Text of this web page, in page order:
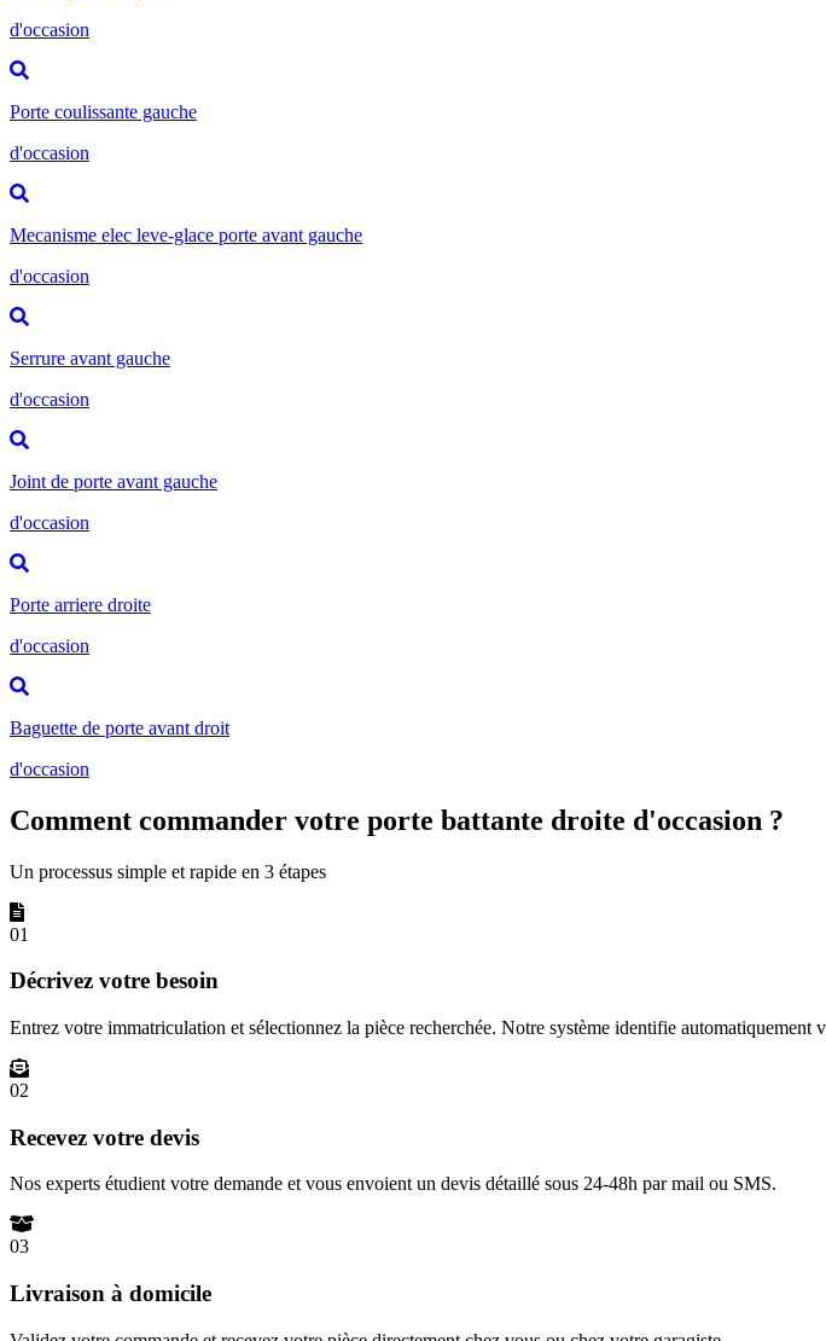
d'occasion
Porte coulissante gauche
d'occasion
Mecanisme elec leve-glace porte avant gauche
d'occasion
Serrure avant gauche
d'occasion
Joint de porte avant gauche
d'occasion
Porte arriere droite
d'occasion
Baguette de porte avant droit
d'occasion
Comment commander votre porte battante droite d'occasion ?
Un processus simple et rapide en 3 étapes
01
Décrivez votre besoin
Entrez votre immatriculation et sélectionnez la pièce recherchée. Notre système identifie automatiquement
02
Recevez votre devis
Nos experts étudient votre demande et vous envoient un devis détaillé sous 24-48h par mail ou SMS.
03
Livraison à domicile